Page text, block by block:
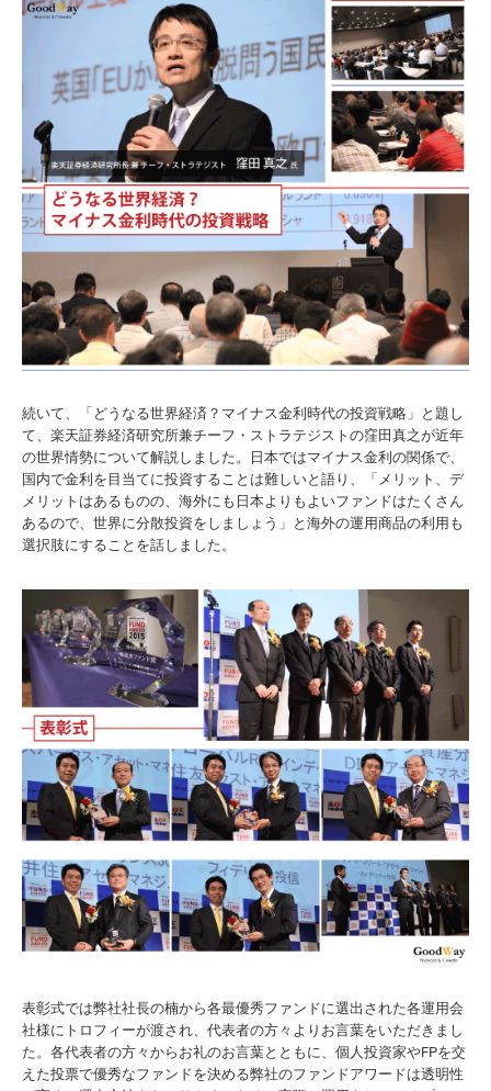
続いて、「どうなる世界経済？マイナス金利時代の投資戦略」と題し
て、楽天証券経済研究所兼チーフ・ストラテジストの窪田真之が近年
の世界情勢について解説しました。日本ではマイナス金利の関係で、
国内で金利を目当てに投資することは難しいと語り、「メリット、デ
メリットはあるものの、海外にも日本よりもよいファンドはたくさん
あるので、世界に分散投資をしましょう」と海外の運用商品の利用も
選択肢にすることを話しました。
表彰式では弊社社長の楠から各最優秀ファンドに選出された各運用会
社様にトロフィーが渡され、代表者の方々よりお言葉をいただきまし
た。各代表者の方々からお礼のお言葉とともに、個人投資家やFPを交
えた投票で優秀なファンドを決める弊社のファンドアワードは透明性